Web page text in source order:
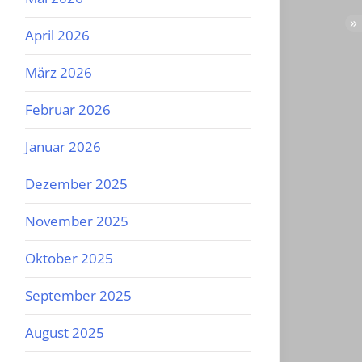
April 2026
März 2026
Februar 2026
Januar 2026
Dezember 2025
November 2025
Oktober 2025
September 2025
August 2025